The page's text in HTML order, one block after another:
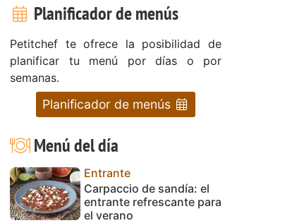
Planificador de menús
Petitchef te ofrece la posibilidad de
planificar tu menú por días o por
semanas.
Planificador de menús
Menú del día
Entrante
Carpaccio de sandía: el
entrante refrescante para
el verano